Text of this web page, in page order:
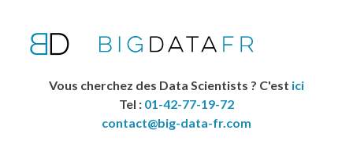
Vous cherchez des Data Scientists ? C'est ici
Tel : 01-42-77-19-72
contact@big-data-fr.com